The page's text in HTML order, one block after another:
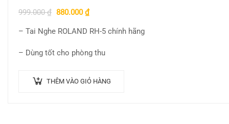
999.000₫ 880.000₫
– Tai Nghe ROLAND RH-5 chính hãng
– Dùng tốt cho phòng thu
THÊM VÀO GIỎ HÀNG